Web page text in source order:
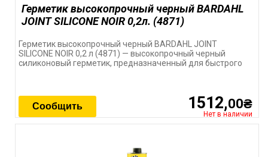
Герметик высокопрочный черный BARDAHL
JOINT SILICONE NOIR 0,2л. (4871)
Герметик высокопрочный черный BARDAHL JOINT
SILICONE NOIR 0,2 л (4871) — высокопрочный черный
силиконовый герметик, предназначенный для быстрого
1512,00₴
Нет в наличии
Сообщить